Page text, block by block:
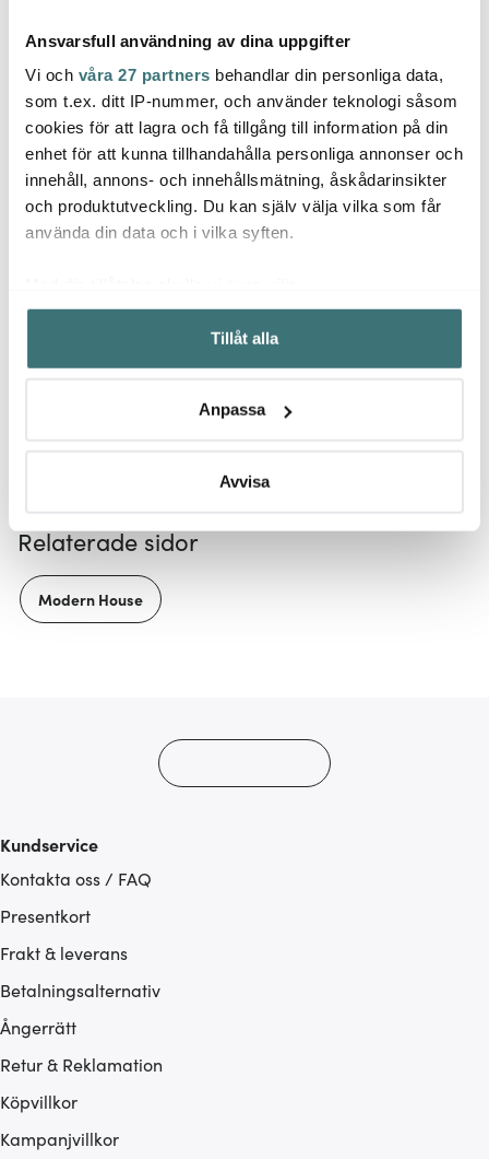
Ansvarsfull användning av dina uppgifter
Vi och våra 27 partners behandlar din personliga data,
som t.ex. ditt IP-nummer, och använder teknologi såsom
cookies för att lagra och få tillgång till information på din
enhet för att kunna tillhandahålla personliga annonser och
innehåll, annons- och innehållsmätning, åskådarinsikter
och produktutveckling. Du kan själv välja vilka som får
använda din data och i vilka syften.
Samla in information om din geografiska plats som
kan ha en noggrannhet på upp till flera meter
Identifiera din enhet genom att aktivt skanna den för
Ta reda på mer om hur dina personliga uppgifter
Du kan ändra eller dra tillbaka ditt samtycke när som
Vi använder cookies för att innehållet och annonserna
ska anpassas efter det som vi tror att du tycker om. Det
gör också att vi kan analysera vår trafik och göra
Tillåt alla
Anpassa
Avvisa
Modern House
bAYk spritsset med 3
tyllar + spritspåse
229 kr
Moomin Arabia
Muminmugg 30 cl
Sommardans
321 kr
Låt dig inspireras av våra kunder
Relaterade sidor
Modern House
Kundservice
Kontakta oss / FAQ
Presentkort
Frakt & leverans
Betalningsalternativ
Ångerrätt
Retur & Reklamation
Köpvillkor
Kampanjvillkor